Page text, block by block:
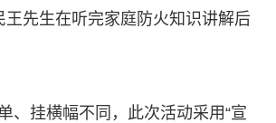
王先生在听完家庭防火知识讲解后
、挂横幅不同，此次活动采用“宣